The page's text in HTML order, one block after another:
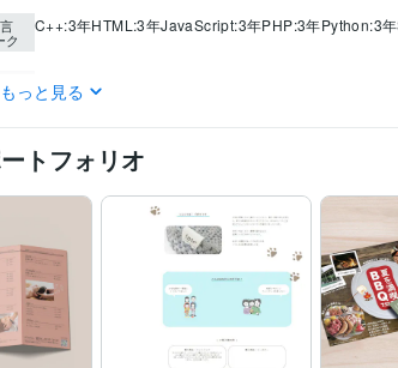
ク
C++:3年HTML:3年JavaScript:3年PHP:3年Python:3年
WordPress:3年
Shopify:3年
Web制作・HP作成・EC構築
WEBサイト Webデザイン
デザイン制作 チラシ、パンフレット 名刺、ポイン
DTPデザイン 印刷物全般 名刺
英語 日常会話レベル
っと見る
トフォリオ